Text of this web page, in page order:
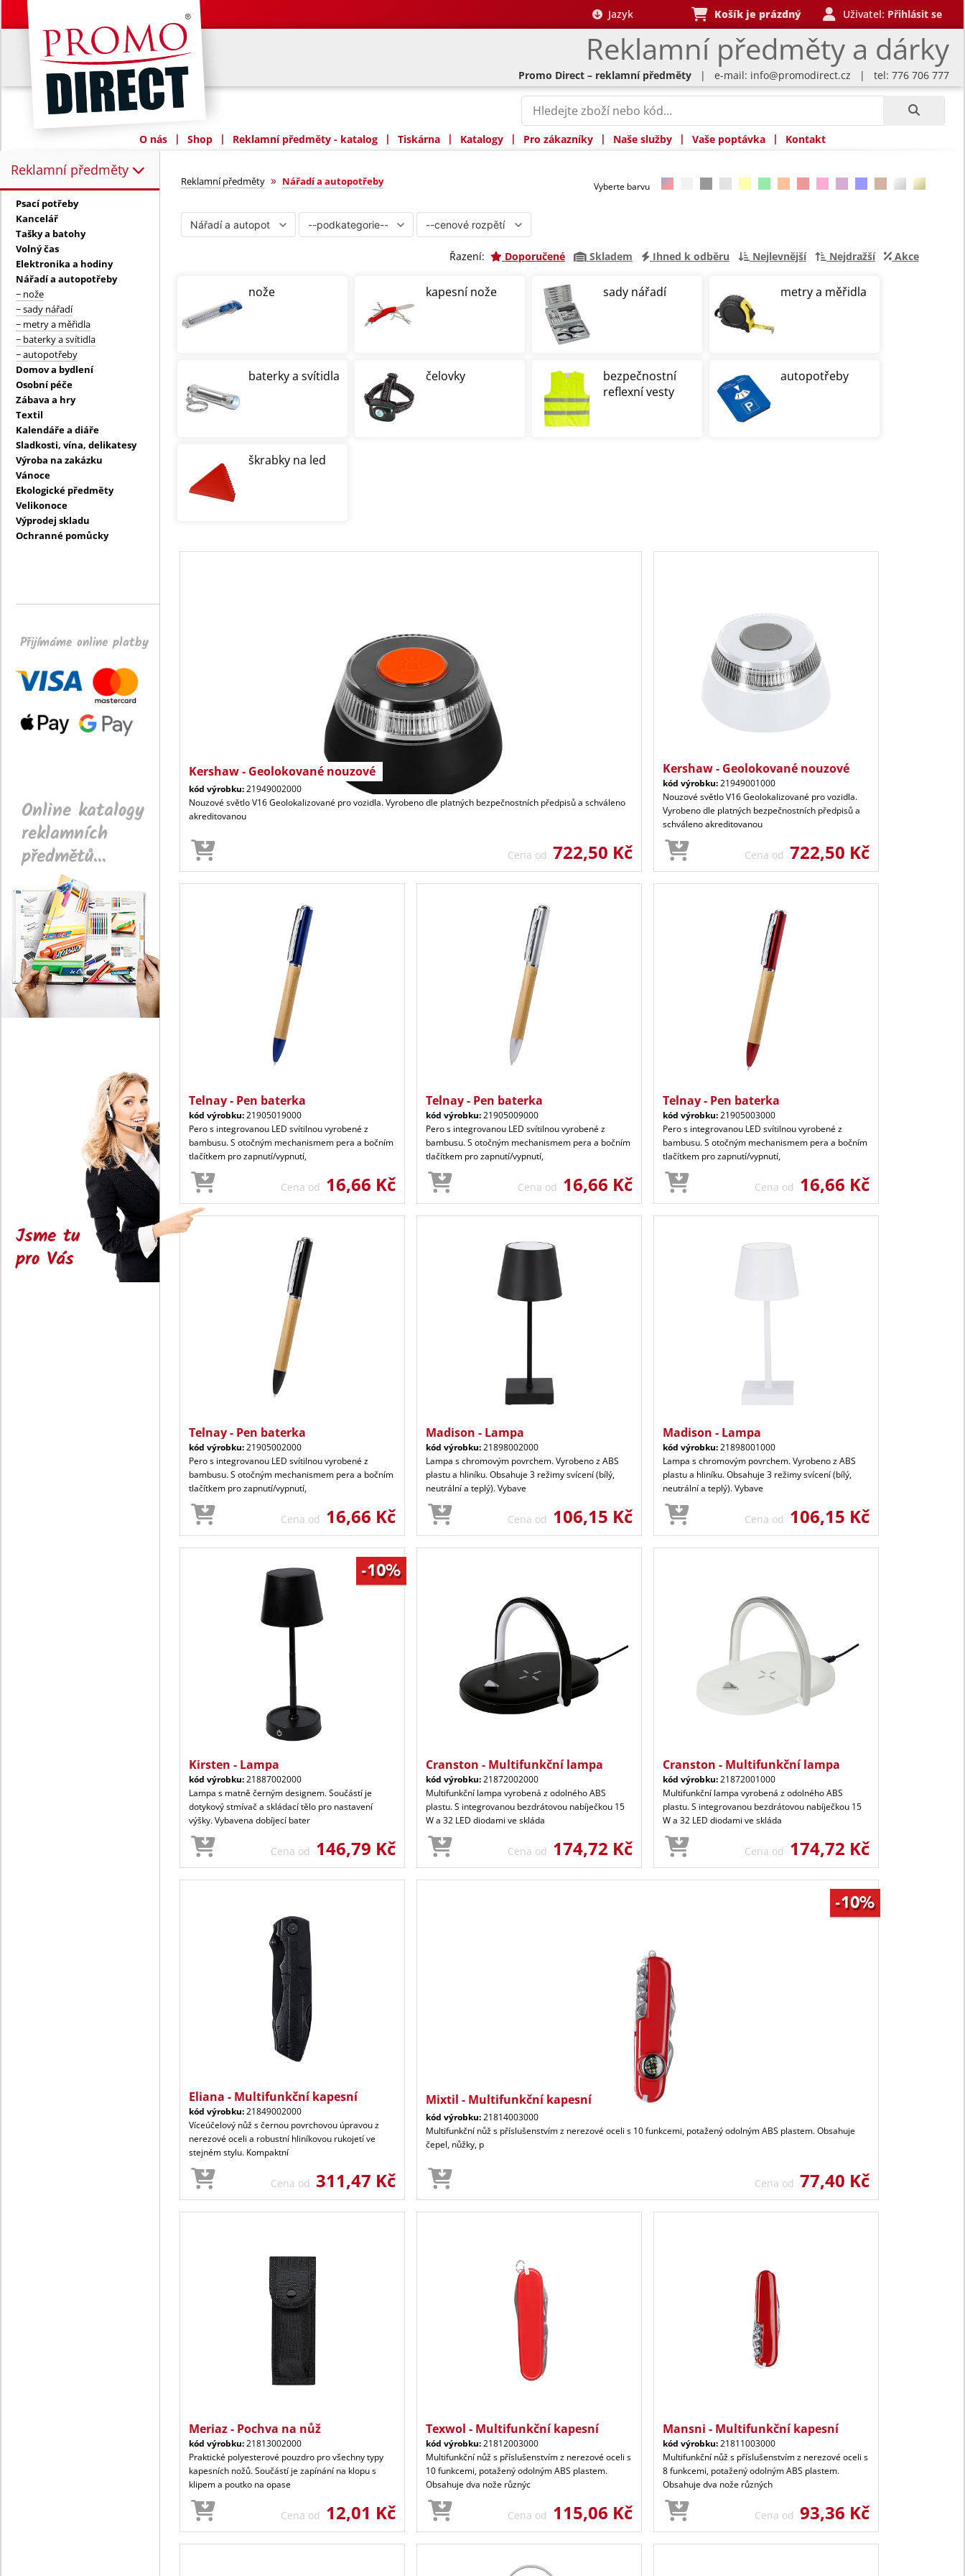
Reklamní předměty a dárky
Jazyk Košík je prázdný Uživatel: Přihlásit se
Promo Direct – reklamní předměty | e-mail: info@promodirect.cz | tel: 776 706 777
O nás | Shop | Reklamní předměty - katalog | Tiskárna | Katalogy | Pro zákazníky | Naše služby | Vaše poptávka | Kontakt
Reklamní předměty
Reklamní předměty:
Psací potřeby
Kancelář
Tašky a batohy
Volný čas
Elektronika a hodiny
Nářadí a autopotřeby
− nože
− sady nářadí
− metry a měřidla
− baterky a svítidla
− autopotřeby
Domov a bydlení
Osobní péče
Zábava a hry
Textil
Kalendáře a diáře
Sladkosti, vína, delikatesy
Výroba na zakázku
Vánoce
Ekologické předměty
Velikonoce
Výprodej skladu
Ochranné pomůcky
Přijímáme online platby
Online katalogy
reklamních
předmětů...
Jsme tu
pro Vás
Nářadí a autopotřeby
Reklamní předměty » Nářadí a autopotřeby Vyberte barvu
Řazení: Doporučené Skladem Ihned k odběru Nejlevnější Nejdražší Akce
nože kapesní nože sady nářadí metry a měřidla
baterky a svítidla čelovky
bezpečnostní
reflexní vesty
autopotřeby
škrabky na led
Kershaw - Geolokované nouzové
kód výrobku:21949002000
Nouzové světlo V16 Geolokalizované pro vozidla. Vyrobeno dle platných bezpečnostních předpisů a schváleno
akreditovanou
Cena od 722,50 Kč
Kershaw - Geolokované nouzové
kód výrobku:21949001000
Nouzové světlo V16 Geolokalizované pro vozidla.
Vyrobeno dle platných bezpečnostních předpisů a
schváleno akreditovanou
Cena od 722,50 Kč
Telnay - Pen baterka
kód výrobku:21905019000
Pero s integrovanou LED svítilnou vyrobené z
bambusu. S otočným mechanismem pera a bočním
tlačítkem pro zapnutí/vypnutí,
Cena od 16,66 Kč
Telnay - Pen baterka
kód výrobku:21905009000
Pero s integrovanou LED svítilnou vyrobené z
bambusu. S otočným mechanismem pera a bočním
tlačítkem pro zapnutí/vypnutí,
Cena od 16,66 Kč
Telnay - Pen baterka
kód výrobku:21905003000
Pero s integrovanou LED svítilnou vyrobené z
bambusu. S otočným mechanismem pera a bočním
tlačítkem pro zapnutí/vypnutí,
Cena od 16,66 Kč
Telnay - Pen baterka
kód výrobku:21905002000
Pero s integrovanou LED svítilnou vyrobené z
bambusu. S otočným mechanismem pera a bočním
tlačítkem pro zapnutí/vypnutí,
Cena od 16,66 Kč
Madison - Lampa
kód výrobku:21898002000
Lampa s chromovým povrchem. Vyrobeno z ABS
plastu a hliníku. Obsahuje 3 režimy svícení (bílý,
neutrální a teplý). Vybave
Cena od 106,15 Kč
Madison - Lampa
kód výrobku:21898001000
Lampa s chromovým povrchem. Vyrobeno z ABS
plastu a hliníku. Obsahuje 3 režimy svícení (bílý,
neutrální a teplý). Vybave
Cena od 106,15 Kč
Kirsten - Lampa
kód výrobku:21887002000
Lampa s matně černým designem. Součástí je
dotykový stmívač a skládací tělo pro nastavení
výšky. Vybavena dobíjecí bater
Cena od 146,79 Kč
Cranston - Multifunkční lampa
kód výrobku:21872002000
Multifunkční lampa vyrobená z odolného ABS
plastu. S integrovanou bezdrátovou nabíječkou 15
W a 32 LED diodami ve skláda
Cena od 174,72 Kč
Cranston - Multifunkční lampa
kód výrobku:21872001000
Multifunkční lampa vyrobená z odolného ABS
plastu. S integrovanou bezdrátovou nabíječkou 15
W a 32 LED diodami ve skláda
Cena od 174,72 Kč
Eliana - Multifunkční kapesní
kód výrobku:21849002000
Víceúčelový nůž s černou povrchovou úpravou z
nerezové oceli a robustní hliníkovou rukojetí ve
stejném stylu. Kompaktní
Cena od 311,47 Kč
Mixtil - Multifunkční kapesní
kód výrobku:21814003000
Multifunkční nůž s příslušenstvím z nerezové oceli s 10 funkcemi, potažený odolným ABS plastem. Obsahuje
čepel, nůžky, p
Cena od 77,40 Kč
Meriaz - Pochva na nůž
kód výrobku:21813002000
Praktické polyesterové pouzdro pro všechny typy
kapesních nožů. Součástí je zapínání na klopu s
klipem a poutko na opase
Cena od 12,01 Kč
Texwol - Multifunkční kapesní
kód výrobku:21812003000
Multifunkční nůž s příslušenstvím z nerezové oceli s
10 funkcemi, potažený odolným ABS plastem.
Obsahuje dva nože různýc
Cena od 115,06 Kč
Mansni - Multifunkční kapesní
kód výrobku:21811003000
Multifunkční nůž s příslušenstvím z nerezové oceli s
8 funkcemi, potažený odolným ABS plastem.
Obsahuje dva nože různých
Cena od 93,36 Kč